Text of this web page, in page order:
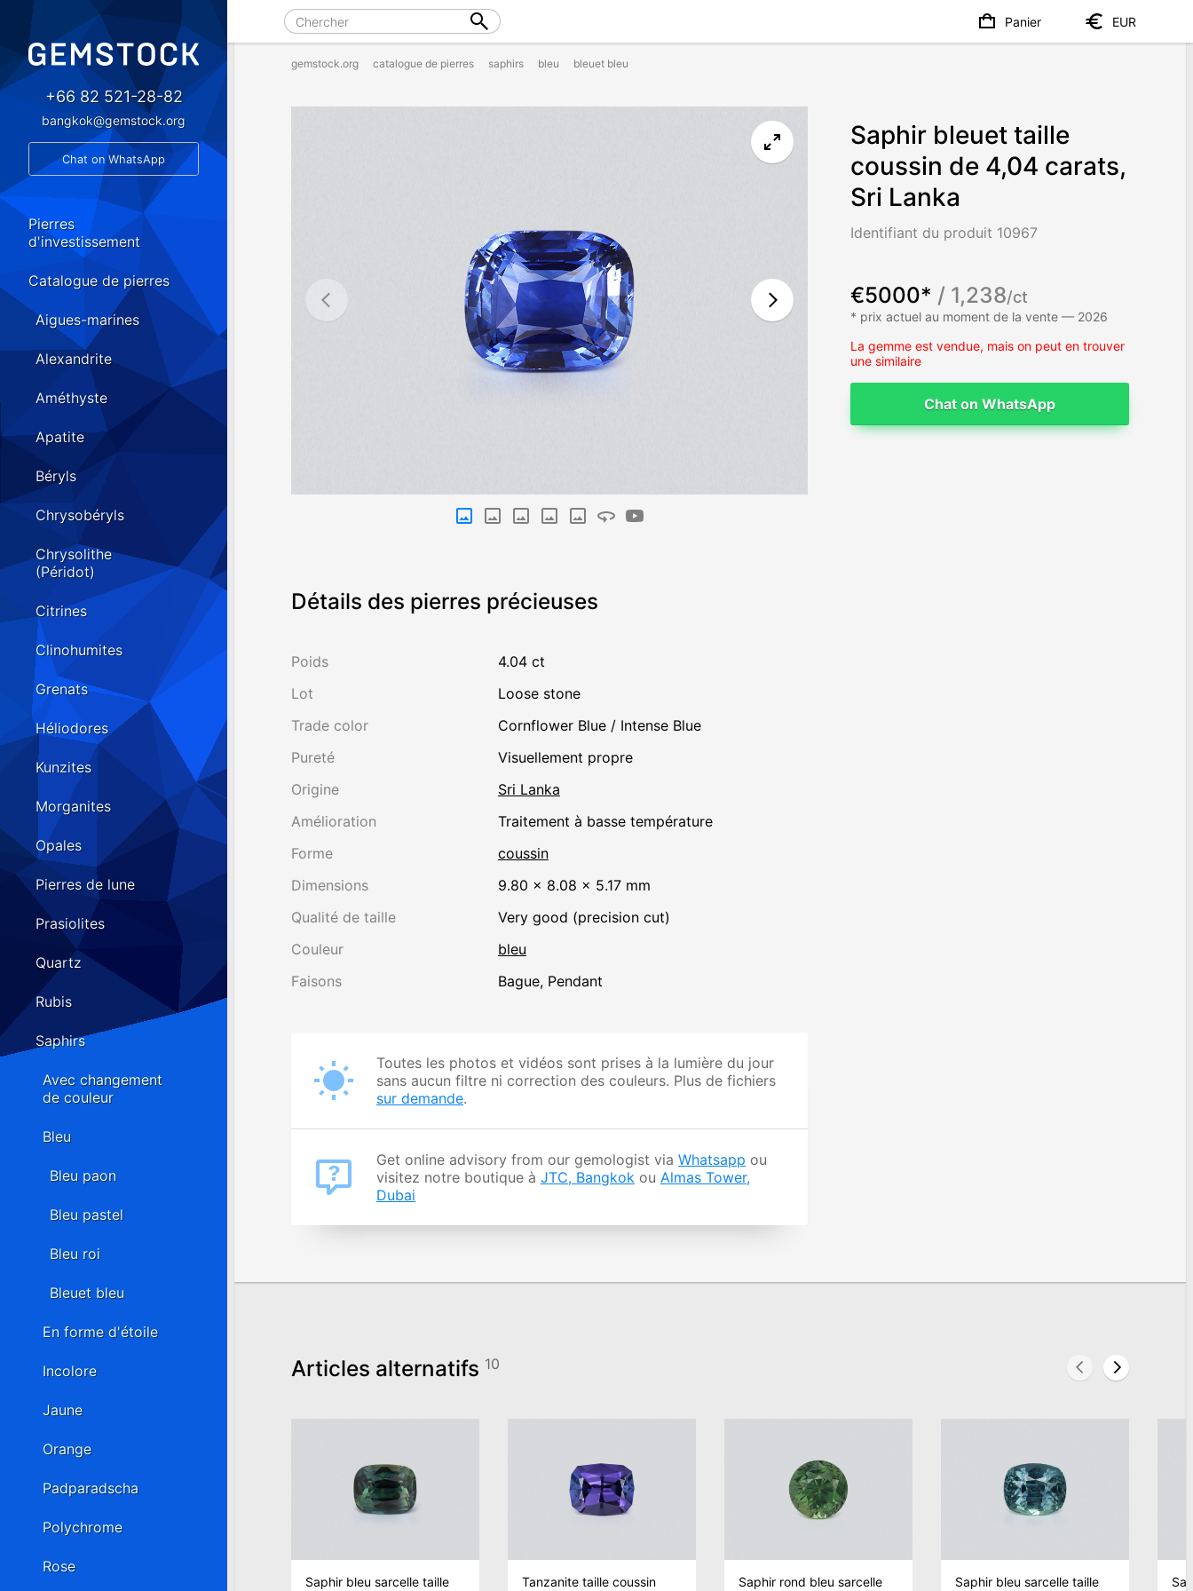
gemstock.org catalogue de pierres saphirs bleu bleuet bleu
Saphir bleuet taille
coussin de 4,04 carats,
Sri Lanka
Identifiant du produit 10967
€5000* / 1,238/ct
* prix actuel au moment de la vente — 2026
La gemme est vendue, mais on peut en trouver
une similaire
Chat on WhatsApp
Détails des pierres précieuses
Poids
4.04 ct
Lot
Loose stone
Trade color
Cornflower Blue / Intense Blue
Pureté
visuellement propre
Origine
Sri Lanka
Amélioration
traitement à basse température
Forme
coussin
Dimensions
9.80 × 8.08 × 5.17 mm
Qualité de taille
Very good (precision cut)
Couleur
bleu
Faisons
Bague, Pendant
Toutes les photos et vidéos sont prises à la lumière du jour
sans aucun filtre ni correction des couleurs. Plus de fichiers
sur demande.
Get online advisory from our gemologist via Whatsapp ou
visitez notre boutique à JTC, Bangkok ou Almas Tower,
Dubai
Articles alternatifs 10
Saphir bleu sarcelle taille
Tanzanite taille coussin
Saphir rond bleu sarcelle
Saphir bleu sarcelle taille
+66 82 521-28-82
bangkok@gemstock.org
Chat on WhatsApp
Pierres
d'investissement
Catalogue de pierres
Aigues-marines
Alexandrite
Améthyste
Apatite
Béryls
Chrysobéryls
Chrysolithe
(Péridot)
Citrines
Clinohumites
Grenats
Héliodores
Kunzites
Morganites
Opales
Pierres de lune
Prasiolites
Quartz
Rubis
Saphirs
Avec changement
de couleur
Bleu
Bleu paon
Bleu pastel
Bleu roi
Bleuet bleu
En forme d'étoile
Incolore
Jaune
Orange
Padparadscha
Polychrome
Rose
Panier EUR